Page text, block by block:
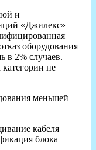
и
«Джилекс»
оборудования
в 2% случаев.
не
меньшей
кабеля
блока